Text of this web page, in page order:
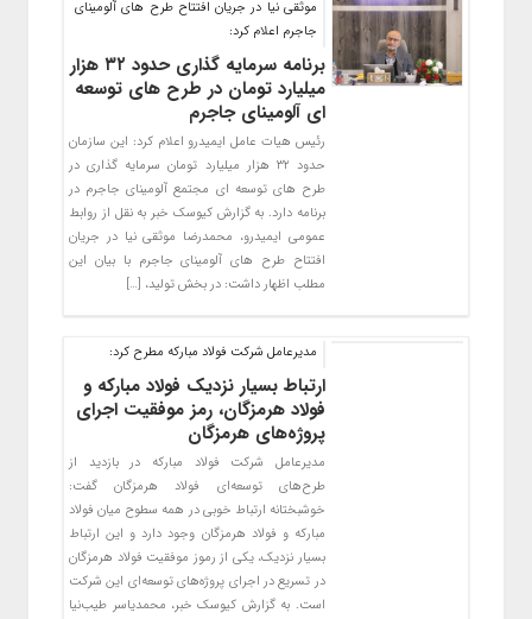
موثقی نیا در جریان افتتاح طرح های آلومینای
جاجرم اعلام کرد:
برنامه سرمایه گذاری حدود ۳۲ هزار
میلیارد تومان در طرح های توسعه
ای آلومینای جاجرم
رئیس هیات عامل ایمیدرو اعلام کرد: این سازمان
حدود ۳۲ هزار میلیارد تومان سرمایه گذاری در
طرح های توسعه ای مجتمع آلومینای جاجرم در
برنامه دارد. به گزارش کیوسک خبر به نقل از روابط
عمومی ایمیدرو، محمدرضا موثقی نیا در جریان
افتتاح طرح های آلومینای جاجرم با بیان این
مطلب اظهار داشت: در بخش تولید، […]
مدیرعامل شرکت فولاد مبارکه مطرح کرد:
ارتباط بسیار نزدیک فولاد مبارکه و
فولاد هرمزگان، رمز موفقیت اجرای
پروژه‌های هرمزگان
مدیرعامل شرکت فولاد مبارکه در بازدید از
طرح‌های توسعه‌ای فولاد هرمزگان گفت:
خوشبختانه ارتباط خوبی در همه سطوح میان فولاد
مبارکه و فولاد هرمزگان وجود دارد و این ارتباط
بسیار نزدیک، یکی از رموز موفقیت فولاد هرمزگان
در تسریع در اجرای پروژه‌های توسعه‌ای این شرکت
است. به گزارش کیوسک خبر، محمدیاسر طیب‌نیا